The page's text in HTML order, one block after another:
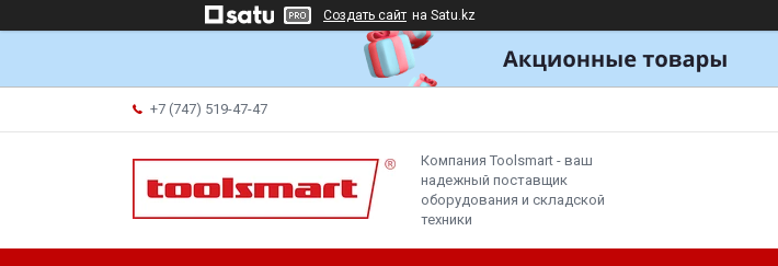
Создать сайт на Satu.kz
+7 (747) 519-47-47
Компания Toolsmart - ваш
надежный поставщик
оборудования и складской
техники